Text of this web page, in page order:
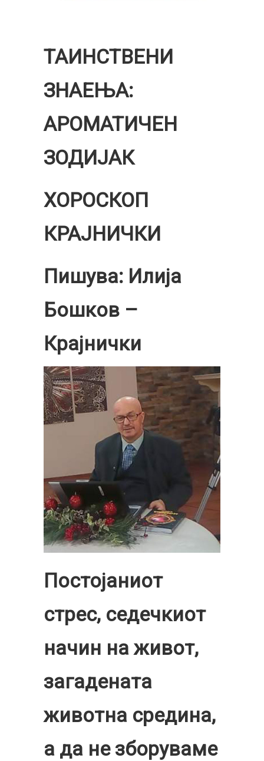
ТАИНСТВЕНИ
ЗНАЕЊА:
АРОМАТИЧЕН
ЗОДИЈАК
ХОРОСКОП
КРАЈНИЧКИ
Пишува: Илија
Бошков –
Крајнички
Постојаниот
стрес, седечкиот
начин на живот,
загадената
животна средина,
а да не зборуваме